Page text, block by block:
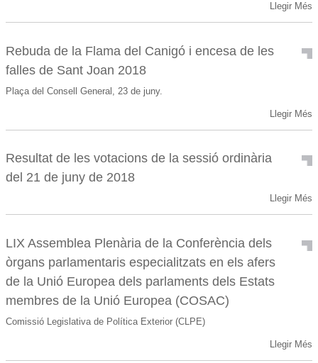
Llegir Més
Rebuda de la Flama del Canigó i encesa de les
falles de Sant Joan 2018
Plaça del Consell General, 23 de juny.
Llegir Més
Resultat de les votacions de la sessió ordinària
del 21 de juny de 2018
Llegir Més
LIX Assemblea Plenària de la Conferència dels
òrgans parlamentaris especialitzats en els afers
de la Unió Europea dels parlaments dels Estats
membres de la Unió Europea (COSAC)
Comissió Legislativa de Política Exterior (CLPE)
Llegir Més